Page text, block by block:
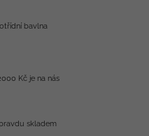
bavlna
Kč je na nás
skladem